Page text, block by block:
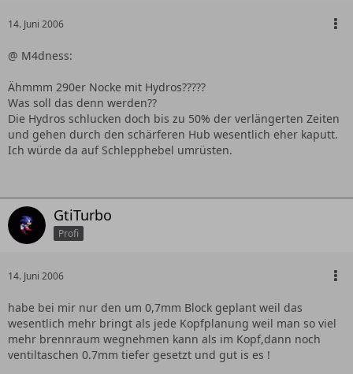
14. Juni 2006
@ M4dness:
Ähmmm 290er Nocke mit Hydros?????
Was soll das denn werden??
Die Hydros schlucken doch bis zu 50% der verlängerten Zeiten
und gehen durch den schärferen Hub wesentlich eher kaputt.
Ich würde da auf Schlepphebel umrüsten.
GtiTurbo
Profi
14. Juni 2006
habe bei mir nur den um 0,7mm Block geplant weil das
wesentlich mehr bringt als jede Kopfplanung weil man so viel
mehr brennraum wegnehmen kann als im Kopf,dann noch
ventiltaschen 0.7mm tiefer gesetzt und gut is es !